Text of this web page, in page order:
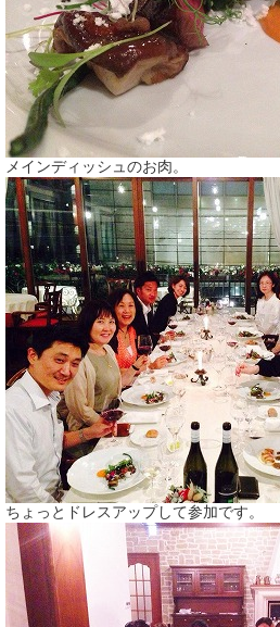
メインディッシュのお肉。
ちょっとドレスアップして参加です。